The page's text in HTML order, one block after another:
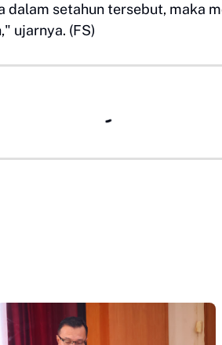
dalam setahun tersebut, maka
ujarnya. (FS)